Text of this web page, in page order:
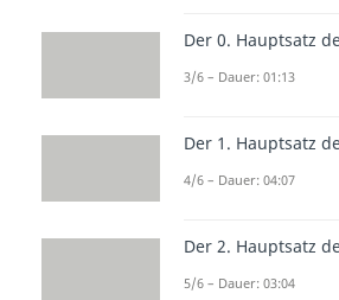
Der 0. Hauptsatz
3/6 – Dauer: 01:13
Der 1. Hauptsatz
4/6 – Dauer: 04:07
Der 2. Hauptsatz
5/6 – Dauer: 03:04